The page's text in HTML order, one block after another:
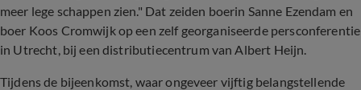
meer lege schappen zien." Dat zeiden boerin Sanne Ezendam en
boer Koos Cromwijk op een zelf georganiseerde persconferentie
in Utrecht, bij een distributiecentrum van Albert Heijn.
Tijdens de bijeenkomst, waar ongeveer vijftig belangstellende